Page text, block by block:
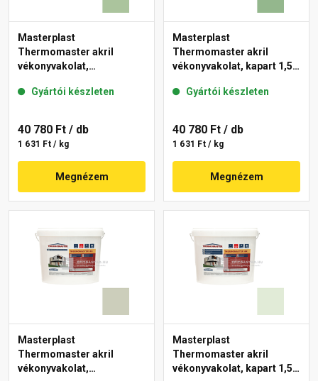
Masterplast
Thermomaster akril
vékonyvakolat,
41-C 25 kg
Gyártói készleten
40 780 Ft / db
1 631 Ft / kg
Megnézem
Masterplast
Thermomaster akril
vékonyvakolat, kapart 1,5
Gyártói készleten
40 780 Ft / db
1 631 Ft / kg
Megnézem
Masterplast
Thermomaster akril
vékonyvakolat,
Masterplast
Thermomaster akril
vékonyvakolat, kapart 1,5